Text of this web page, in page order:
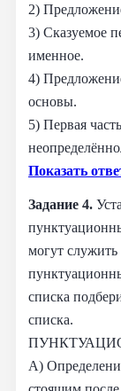
2)
3) Сказуемое
именное.
4)
основы.
5) Первая
Показать
Задание 4.
могут
списка
списка.
А)